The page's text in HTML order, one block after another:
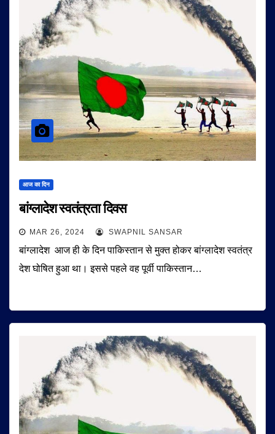
आज का दिन
बांग्लादेश स्वतंत्रता दिवस
MAR 26, 2024 SWAPNIL SANSAR
बांग्लादेश आज ही के दिन पाकिस्तान से मुक्त होकर बांग्लादेश स्वतंत्र
देश घोषित हुआ था। इससे पहले वह पूर्वी पाकिस्तान…